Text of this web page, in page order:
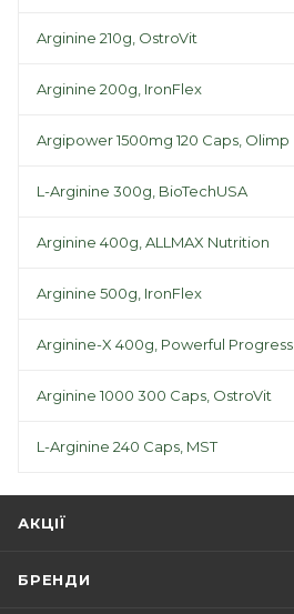
Arginine 210g, OstroVit
Arginine 200g, IronFlex
Argipower 1500mg 120 Caps, Olimp
L-Arginine 300g, BioTechUSA
Arginine 400g, ALLMAX Nutrition
Arginine 500g, IronFlex
Arginine-X 400g, Powerful Progress
Arginine 1000 300 Caps, OstroVit
L-Arginine 240 Caps, MST
АКЦІЇ
БРЕНДИ